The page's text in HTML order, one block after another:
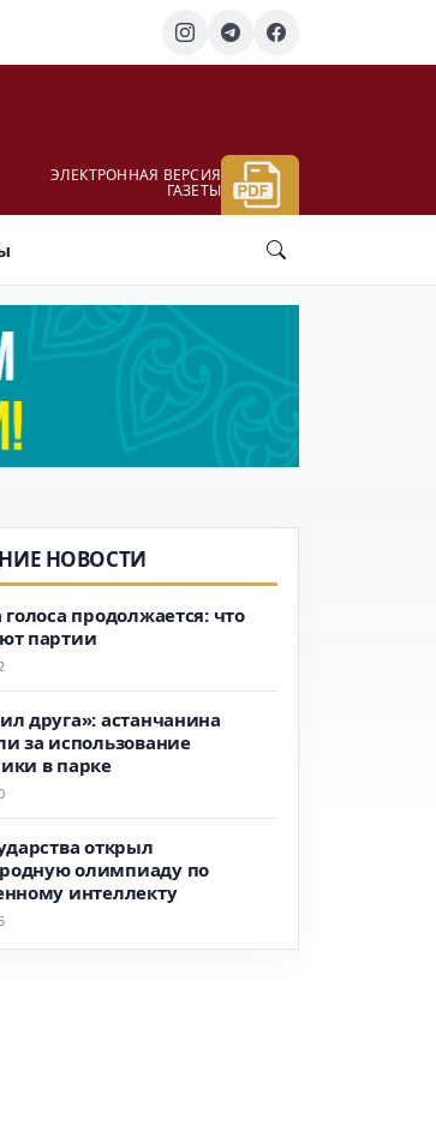
ЭЛЕКТРОННАЯ ВЕРСИЯ
ГАЗЕТЫ
НОВОСТИ
голоса продолжается: что
партии
друга»: астанчанина
за использование
в парке
открыл
олимпиаду по
интеллекту